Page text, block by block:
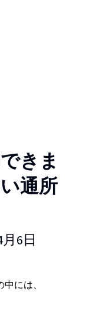
きま
通所
6日
には、